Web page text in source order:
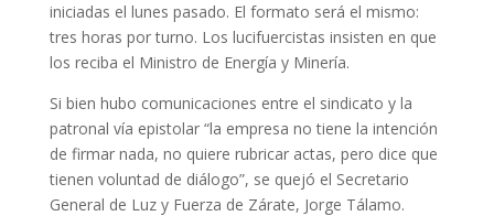
iniciadas el lunes pasado. El formato será el mismo:
tres horas por turno. Los lucifuercistas insisten en que
los reciba el Ministro de Energía y Minería.
Si bien hubo comunicaciones entre el sindicato y la
patronal vía epistolar “la empresa no tiene la intención
de firmar nada, no quiere rubricar actas, pero dice que
tienen voluntad de diálogo”, se quejó el Secretario
General de Luz y Fuerza de Zárate, Jorge Tálamo.